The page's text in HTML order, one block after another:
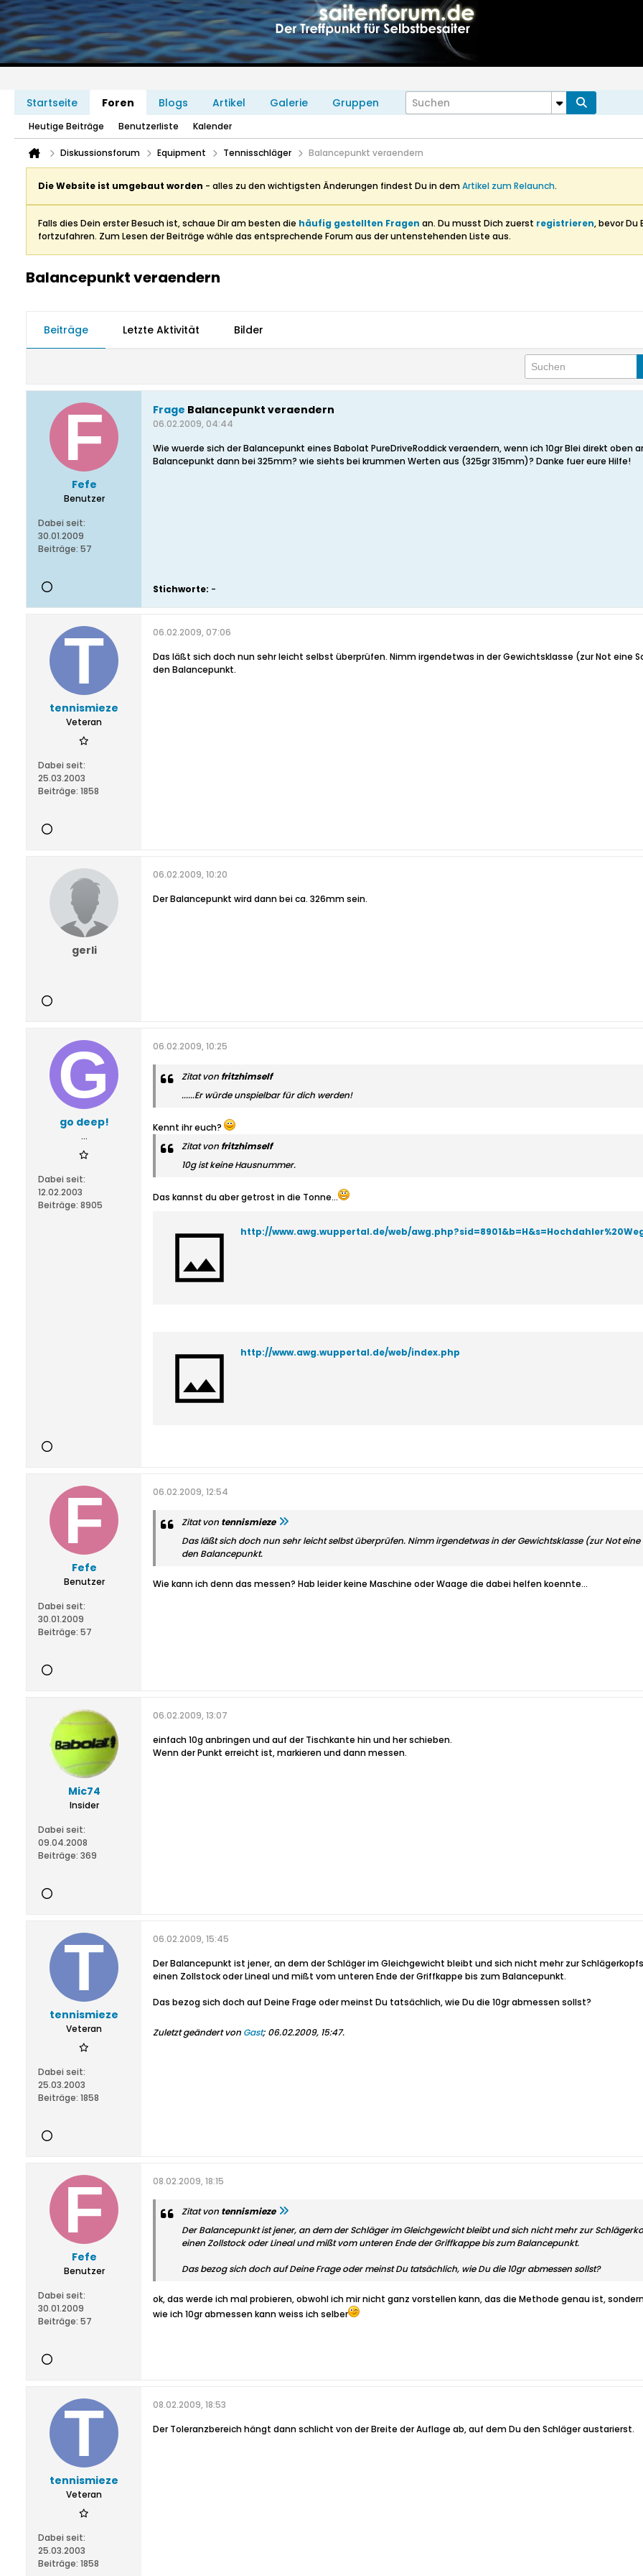
Startseite Foren Blogs Artikel Galerie Gruppen
Heutige Beiträge Benutzerliste Kalender
Diskussionsforum Equipment Tennisschläger Balancepunkt veraendern
Die Website ist umgebaut worden - alles zu den wichtigsten Änderungen findest Du in demArtikel zum Relaunch.
Falls dies Dein erster Besuch ist, schaue Dir am besten die häufig gestellten Fragen an. Du musst Dich zuerst registrieren, bevor Du
fortzufahren. Zum Lesen der Beiträge wähle das entsprechende Forum aus der untenstehenden Liste aus.
Balancepunkt veraendern
Beiträge Letzte Aktivität Bilder
Fefe
Benutzer
Dabei seit:
30.01.2009
Beiträge: 57
Frage Balancepunkt veraendern
06.02.2009, 04:44
Wie wuerde sich der Balancepunkt eines Babolat PureDriveRoddick veraendern, wenn ich 10gr Blei direkt oben
Balancepunkt dann bei 325mm? wie siehts bei krummen Werten aus (325gr 315mm)? Danke fuer eure Hilfe!
Stichworte: -
tennismieze
Veteran
Dabei seit:
25.03.2003
Beiträge: 1858
06.02.2009, 07:06
Das läßt sich doch nun sehr leicht selbst überprüfen. Nimm irgendetwas in der Gewichtsklasse (zur Not
den Balancepunkt.
gerli
06.02.2009, 10:20
Der Balancepunkt wird dann bei ca. 326mm sein.
go deep!
...
Dabei seit:
12.02.2003
Beiträge: 8905
06.02.2009, 10:25
Zitat von fritzhimself
......Er würde unspielbar für dich werden!
Kennt ihr euch?
Zitat von fritzhimself
10g ist keine Hausnummer.
Das kannst du aber getrost in die Tonne...
http://www.awg.wuppertal.de/web/
http://www.awg.wuppertal.de/web/index.php
Fefe
Benutzer
Dabei seit:
30.01.2009
Beiträge: 57
06.02.2009, 12:54
Zitat von tennismieze
Das läßt sich doch nun sehr leicht selbst überprüfen. Nimm irgendetwas in der Gewichtsklasse (zur Not
den Balancepunkt.
Wie kann ich denn das messen? Hab leider keine Maschine oder Waage die dabei helfen koennte...
Mic74
Insider
Dabei seit:
09.04.2008
Beiträge: 369
06.02.2009, 13:07
einfach 10g anbringen und auf der Tischkante hin und her schieben.
Wenn der Punkt erreicht ist, markieren und dann messen.
tennismieze
Veteran
Dabei seit:
25.03.2003
Beiträge: 1858
06.02.2009, 15:45
Der Balancepunkt ist jener, an dem der Schläger im Gleichgewicht bleibt und sich nicht mehr zur
einen Zollstock oder Lineal und mißt vom unteren Ende der Griffkappe bis zum Balancepunkt.
Das bezog sich doch auf Deine Frage oder meinst Du tatsächlich, wie Du die 10gr abmessen sollst?
Zuletzt geändert von Gast; 06.02.2009, 15:47.
Fefe
Benutzer
Dabei seit:
30.01.2009
Beiträge: 57
08.02.2009, 18:15
Zitat von tennismieze
Der Balancepunkt ist jener, an dem der Schläger im Gleichgewicht bleibt und sich nicht mehr zur
einen Zollstock oder Lineal und mißt vom unteren Ende der Griffkappe bis zum Balancepunkt.
Das bezog sich doch auf Deine Frage oder meinst Du tatsächlich, wie Du die 10gr abmessen sollst?
ok, das werde ich mal probieren, obwohl ich mir nicht ganz vorstellen kann, das die Methode genau ist,
wie ich 10gr abmessen kann weiss ich selber
tennismieze
Veteran
Dabei seit:
25.03.2003
Beiträge: 1858
08.02.2009, 18:53
Der Toleranzbereich hängt dann schlicht von der Breite der Auflage ab, auf dem Du den Schläger austarierst.